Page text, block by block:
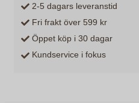
2-5 dagars leveranstid
Fri frakt över 599 kr
Öppet köp i 30 dagar
Kundservice i fokus